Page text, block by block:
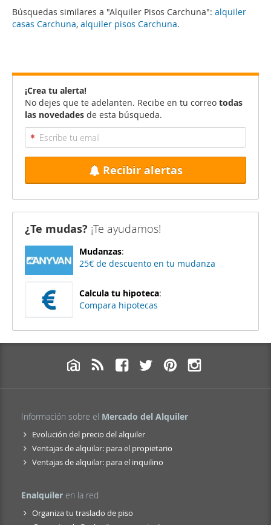
Búsquedas similares a "Alquiler Pisos Carchuna": alquiler
casas Carchuna, alquiler pisos Carchuna.
¡Crea tu alerta!
No dejes que te adelanten. Recibe en tu correo todas
las novedades de esta búsqueda.
Recibir alertas
¿Te mudas? ¡Te ayudamos!
Mudanzas:
25€ de descuento en tu mudanza
Calcula tu hipoteca:
Compara hipotecas
Información sobre el Mercado del Alquiler
Evolución del precio del alquiler
Ventajas de alquilar: para el propietario
Ventajas de alquilar: para el inquilino
Enalquiler en la red
Organiza tu traslado de piso